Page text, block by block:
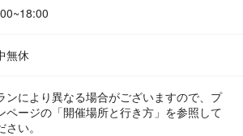
無休
ンにより異なる場合がございますので、プ
ページの「開催場所と行き方」を参照して
さい。